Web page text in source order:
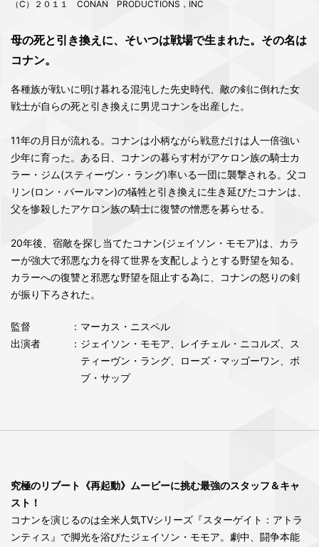
（C）２０１１ CONAN PRODUCTIONS，INC
母の死と引き換えに、そいつは戦場で生まれた。その名は
コナン。
各種族が戦いに明け暮れる混沌した先史時代、敵の剣に倒れた女
戦士が自らの死と引き換えに男児コナンを出産した。
11年の月日が流れる。コナンは小柄ながら戦意だけは人一倍強い
少年に育った。ある日、コナンの暮らす村がアケロン族の騎士カ
ラー・ジム(スティーヴン・ラング)率いる一団に襲撃される。父コ
リン(ロン・パールマン)の犠牲と引き換えに生き延びたコナンは、
父を惨殺したアケロン族の騎士に復讐の憎悪を募らせる。
20年後、宿敵を探し当てたコナン(ジェイソン・モモア)は、カラ
ーが強大で邪悪な力を得て世界を支配しようとする野望を知る。
カラーへの復讐と邪悪な野望を阻止する為に、コナンの怒りの剣
が振り下ろされた。
監督
：マーカス・ニスペル
出演者
：ジェイソン・モモア、レイチェル・ニコルズ、ス
ティーヴン・ラング、ローズ・マッゴーワン、ボ
ブ・サップ
究極のリブート《再起動》ムービーに挑む最強のスタッフ＆キャ
スト！
コナンを演じるのは全米人気TVシリーズ『スターゲイト：アトラ
ンティス』で脚光を浴びたジェイソン・モモア。劇中、闘争本能